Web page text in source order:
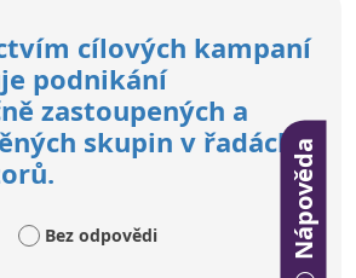
Nápověda
ceny k inspiraci členů
zastoupených a znevýhodněných
přizpůsobují na míru různým profilům
zastoupených a znevýhodněných
žen, nedávných přistěhovalců,
se zdravotním postižením, mladších
cílových kampaní
podnikání
zastoupených a
skupin v řadách
Bez odpovědi